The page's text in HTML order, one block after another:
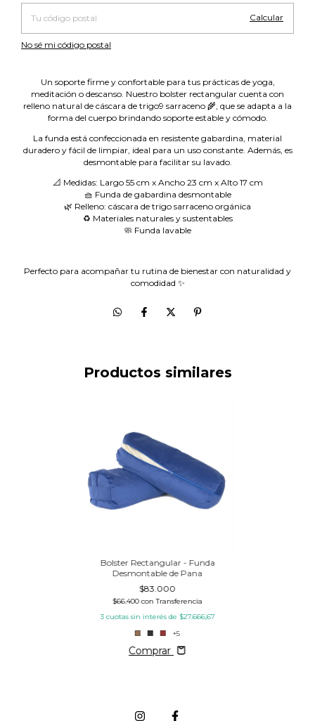
Calcular
No sé mi código postal
Un soporte firme y confortable para tus prácticas de yoga,
meditación o descanso. Nuestro bolster rectangular cuenta con
relleno natural de cáscara de trigo9 sarraceno 🌾, que se adapta a la
forma del cuerpo brindando soporte estable y cómodo.
La funda está confeccionada en resistente gabardina, material
duradero y fácil de limpiar, ideal para un uso constante. Además, es
desmontable para facilitar su lavado.
📐 Medidas: Largo 55 cm x Ancho 23 cm x Alto 17 cm
🧺 Funda de gabardina desmontable
🌿 Relleno: cáscara de trigo sarraceno orgánica
♻️ Materiales naturales y sustentables
🧼 Funda lavable
Perfecto para acompañar tu rutina de bienestar con naturalidad y
comodidad ✨
Productos similares
Bolster Rectangular - Funda
Desmontable de Pana
$83.000
$66.400con Transferencia
3 cuotas sin interés de $27.666,67
+5
Comprar